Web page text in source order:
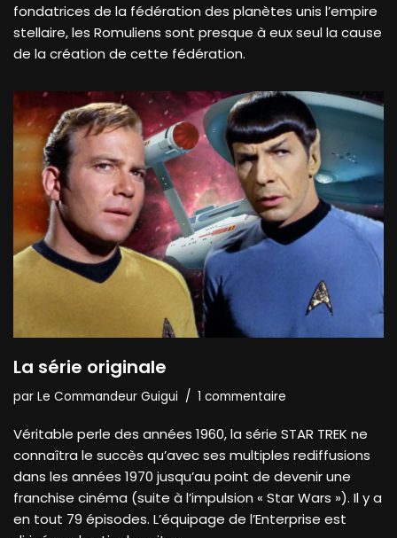
fondatrices de la fédération des planètes unis l’empire
stellaire, les Romuliens sont presque à eux seul la cause
de la création de cette fédération.
La série originale
par Le Commandeur Guigui 1 commentaire
Véritable perle des années 1960, la série STAR TREK ne
connaîtra le succès qu’avec ses multiples rediffusions
dans les années 1970 jusqu’au point de devenir une
franchise cinéma (suite à l’impulsion « Star Wars »). Il y a
en tout 79 épisodes. L’équipage de l’Enterprise est